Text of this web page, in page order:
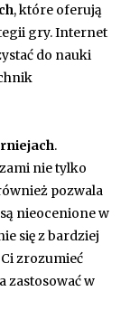
, które oferują
gry. Internet
do nauki
.
nie tylko
pozwala
nieocenione w
się z bardziej
zrozumieć
zastosować w